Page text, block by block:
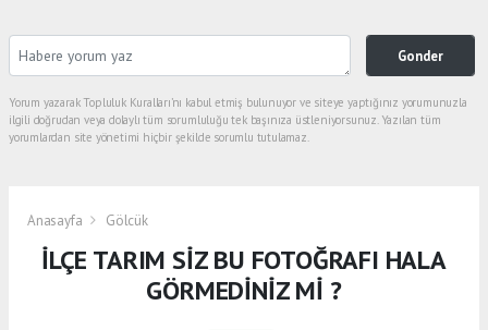
Gonder
Yorum yazarak Topluluk Kuralları’nı kabul etmiş bulunuyor ve siteye yaptığınız yorumunuzla
ilgili doğrudan veya dolaylı tüm sorumluluğu tek başınıza üstleniyorsunuz. Yazılan tüm
yorumlardan site yönetimi hiçbir şekilde sorumlu tutulamaz.
Anasayfa Gölcük
İLÇE TARIM SİZ BU FOTOĞRAFI HALA
GÖRMEDİNİZ Mİ ?